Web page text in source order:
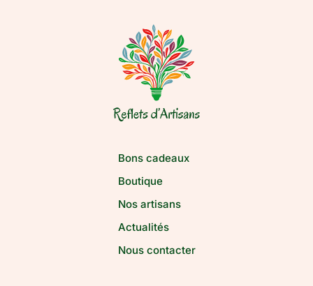
Bons cadeaux
Boutique
Nos artisans
Actualités
Nous contacter